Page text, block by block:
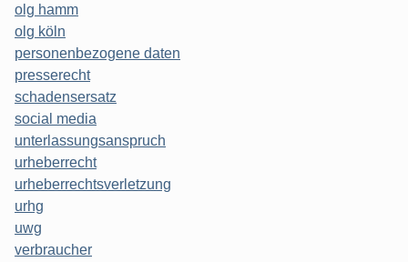
olg hamm
olg köln
personenbezogene daten
presserecht
schadensersatz
social media
unterlassungsanspruch
urheberrecht
urheberrechtsverletzung
urhg
uwg
verbraucher